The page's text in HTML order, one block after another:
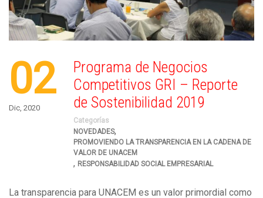
02
Dic, 2020
Programa de Negocios
Competitivos GRI – Reporte
de Sostenibilidad 2019
Categorías
NOVEDADES,
PROMOVIENDO LA TRANSPARENCIA EN LA CADENA DE
VALOR DE UNACEM
, RESPONSABILIDAD SOCIAL EMPRESARIAL
La transparencia para UNACEM es un valor primordial como